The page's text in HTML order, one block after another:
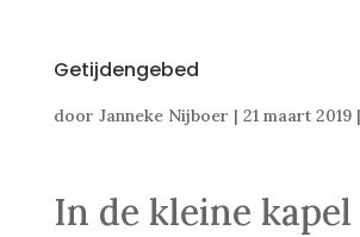
Getijdengebed
door Janneke Nijboer | 21 maart 2019|
In de kleine kapel